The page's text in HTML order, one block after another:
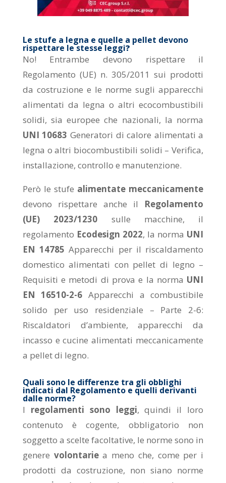
Le stufe a legna e quelle a pellet devono
rispettare le stesse leggi?
No! Entrambe devono rispettare il
Regolamento (UE) n. 305/2011 sui prodotti
da costruzione e le norme sugli apparecchi
alimentati da legna o altri ecocombustibili
solidi, sia europee che nazionali, la norma
UNI 10683 Generatori di calore alimentati a
legna o altri biocombustibili solidi – Verifica,
installazione, controllo e manutenzione.
Però le stufe alimentate meccanicamente
devono rispettare anche il Regolamento
(UE) 2023/1230 sulle macchine, il
regolamento Ecodesign 2022, la norma UNI
EN 14785 Apparecchi per il riscaldamento
domestico alimentati con pellet di legno –
Requisiti e metodi di provae la norma UNI
EN 16510-2-6 Apparecchi a combustibile
solido per uso residenziale – Parte 2-6:
Riscaldatori d’ambiente, apparecchi da
incasso e cucine alimentati meccanicamente
a pellet di legno.
Quali sono le differenze tra gli obblighi
indicati dal Regolamento e quelli derivanti
dalle norme?
I regolamenti sono leggi, quindi il loro
contenuto è cogente, obbligatorio non
soggetto a scelte facoltative, le norme sono in
genere volontariea meno che, come per i
prodotti da costruzione, non siano norme